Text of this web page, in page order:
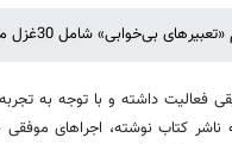
بی‌خوابی» شامل 30غزل منتشر شد.
فعالیت داشته و با توجه به
کتاب نوشته، اجرا‌های موفقی